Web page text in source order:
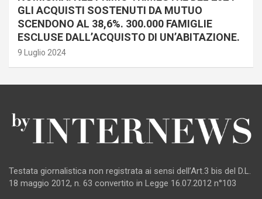
GLI ACQUISTI SOSTENUTI DA MUTUO
SCENDONO AL 38,6%. 300.000 FAMIGLIE
ESCLUSE DALL’ACQUISTO DI UN’ABITAZIONE.
9 Luglio 2024
Testata giornalistica non registrata ai sensi dell’Art.3 bis del D.L.
18 maggio 2012, n. 63 convertito in Legge 16.07.2012 n°103